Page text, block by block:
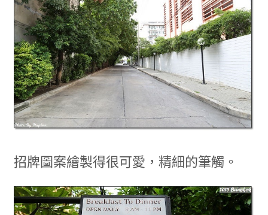
招牌圖案繪製得很可愛，精細的筆觸。